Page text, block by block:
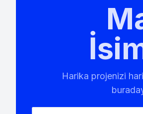
Harika projenizi